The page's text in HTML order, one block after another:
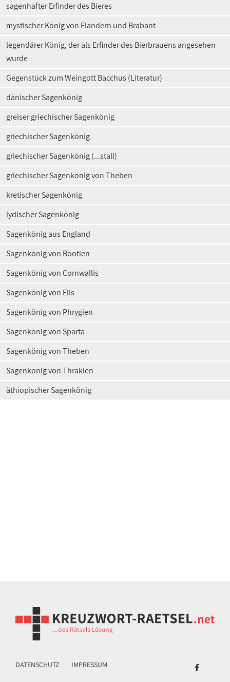
sagenhafter Erfinder des Bieres
mystischer König von Flandern und Brabant
legendärer König, der als Erfinder des Bierbrauens angesehen
wurde
Gegenstück zum Weingott Bacchus (Literatur)
dänischer Sagenkönig
greiser griechischer Sagenkönig
griechischer Sagenkönig
griechischer Sagenkönig (...stall)
griechischer Sagenkönig von Theben
kretischer Sagenkönig
lydischer Sagenkönig
Sagenkönig aus England
Sagenkönig von Böotien
Sagenkönig von Cornwallis
Sagenkönig von Elis
Sagenkönig von Phrygien
Sagenkönig von Sparta
Sagenkönig von Theben
Sagenkönig von Thrakien
äthiopischer Sagenkönig
DATENSCHUTZ IMPRESSUM